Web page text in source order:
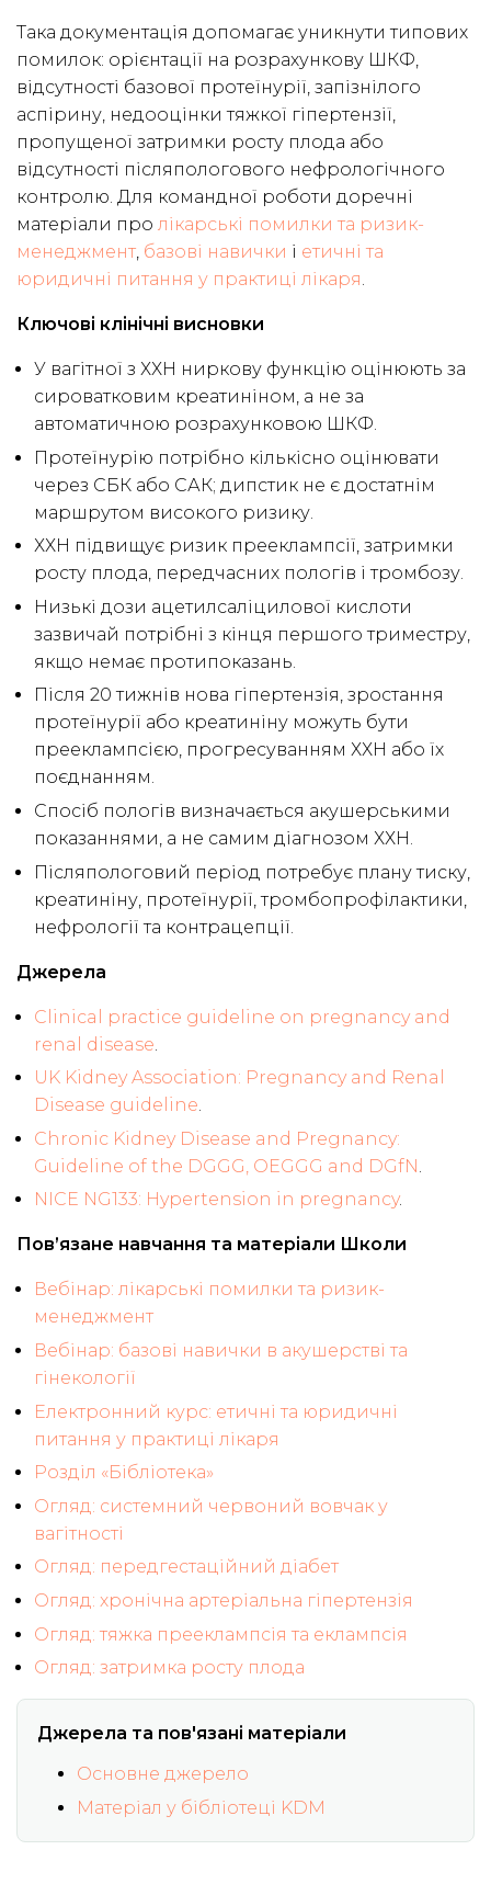
Така документація допомагає уникнути типових
помилок: орієнтації на розрахункову ШКФ,
відсутності базової протеїнурії, запізнілого
аспірину, недооцінки тяжкої гіпертензії,
пропущеної затримки росту плода або
відсутності післяпологового нефрологічного
контролю. Для командної роботи доречні
матеріали про лікарські помилки та ризик-
менеджмент, базові навички і етичні та
юридичні питання у практиці лікаря.
Ключові клінічні висновки
У вагітної з ХХН ниркову функцію оцінюють за
сироватковим креатиніном, а не за
автоматичною розрахунковою ШКФ.
Протеїнурію потрібно кількісно оцінювати
через СБК або САК; дипстик не є достатнім
маршрутом високого ризику.
ХХН підвищує ризик прееклампсії, затримки
росту плода, передчасних пологів і тромбозу.
Низькі дози ацетилсаліцилової кислоти
зазвичай потрібні з кінця першого триместру,
якщо немає протипоказань.
Після 20 тижнів нова гіпертензія, зростання
протеїнурії або креатиніну можуть бути
прееклампсією, прогресуванням ХХН або їх
поєднанням.
Спосіб пологів визначається акушерськими
показаннями, а не самим діагнозом ХХН.
Післяпологовий період потребує плану тиску,
креатиніну, протеїнурії, тромбопрофілактики,
нефрології та контрацепції.
Джерела
Clinical practice guideline on pregnancy and
renal disease
UK Kidney Association: Pregnancy and Renal
Disease guideline.
Chronic Kidney Disease and Pregnancy:
Guideline of the DGGG, OEGGG and DGfN
NICE NG133: Hypertension in pregnancy.
Пов’язане навчання та матеріали Школи
Вебінар: лікарські помилки та ризик-
менеджмент
Вебінар: базові навички в акушерстві та
гінекології
Електронний курс: етичні та юридичні
питання у практиці лікаря
Розділ «Бібліотека»
Огляд: системний червоний вовчак у
вагітності
Огляд: передгестаційний діабет
Огляд: хронічна артеріальна гіпертензія
Огляд: тяжка прееклампсія та еклампсія
Огляд: затримка росту плода
Джерела та пов'язані матеріали
Основне джерело
Матеріал у бібліотеці KDM